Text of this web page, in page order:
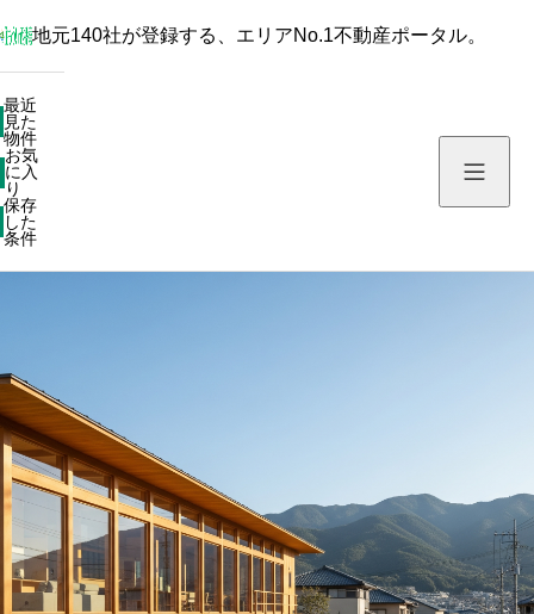
保存した条件
地元140社が登録する、エリアNo.1不動産ポータル。
最近
見た
物件
お気
に入
り
保存
した
条件